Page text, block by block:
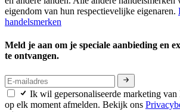
eigendom van hun respectievelijke eigenaren.
handelsmerken
Meld je aan om je speciale aanbieding en
te ontvangen.
Ik wil gepersonaliseerde marketing
op elk moment afmelden. Bekijk ons